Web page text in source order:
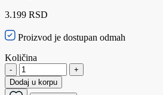
3.199 RSD
Proizvod je dostupan odmah
Količina
-
+
Dodaj u korpu